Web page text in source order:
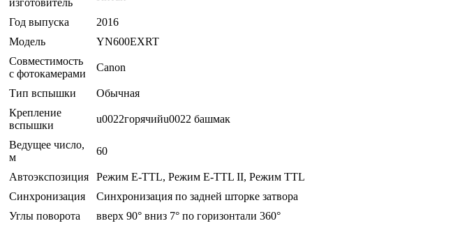
Год выпуска
2016
Модель
YN600EXRT
Совместимость
с фотокамерами
Canon
Тип вспышки
Обычная
Крепление
вспышки
u0022горячийu0022 башмак
Ведущее число,
м
60
Автоэкспозиция
Режим E-TTL, Режим E-TTL II, Режим TTL
Синхронизация
Синхронизация по задней шторке затвора
Углы поворота
вверх 90° вниз 7° по горизонтали 360°